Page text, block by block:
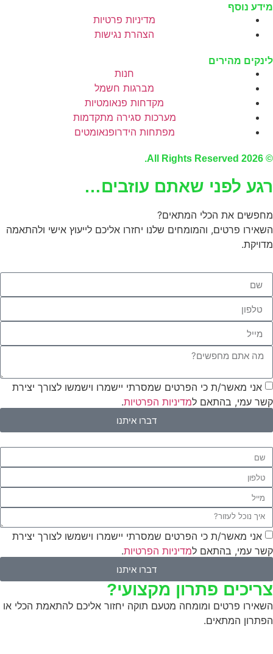
מידע נוסף
מדיניות פרטיות
הצהרת נגישות
לינקים מהירים
חנות
מברגות חשמל
מקדחות פנאומטיות
מערכות סגירה מתקדמות
מפתחות הידרופנאומטים
© 2026 All Rights Reserved.
רגע לפני שאתם עוזבים…
מחפשים את הכלי המתאים?
השאירו פרטים, והמומחים שלנו יחזרו אליכם לייעוץ אישי ולהתאמה
מדויקת.
אני מאשר/ת כי הפרטים שמסרתי יישמרו וישמשו לצורך יצירת
קשר עמי, בהתאם למדיניות הפרטיות.
דברו איתנו
אני מאשר/ת כי הפרטים שמסרתי יישמרו וישמשו לצורך יצירת
קשר עמי, בהתאם למדיניות הפרטיות.
דברו איתנו
צריכים פתרון מקצועי?
השאירו פרטים ומומחה מטעם תוקה יחזור אליכם להתאמת הכלי או
הפתרון המתאים.